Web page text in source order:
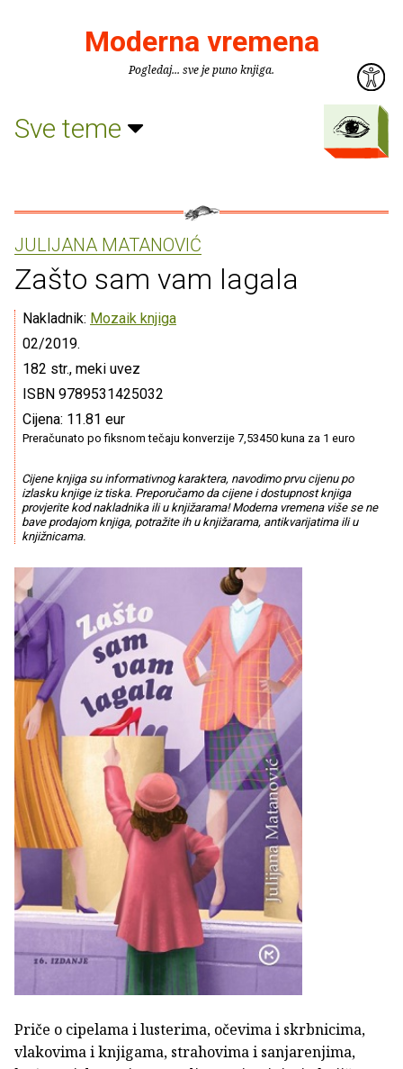
Moderna vremena
Pogledaj... sve je puno knjiga.
Sve teme
JULIJANA MATANOVIĆ
Zašto sam vam lagala
Nakladnik: Mozaik knjiga
02/2019.
182 str., meki uvez
ISBN 9789531425032
Cijena: 11.81 eur
Preračunato po fiksnom tečaju konverzije 7,53450 kuna za 1 euro
Cijene knjiga su informativnog karaktera, navodimo prvu cijenu po
izlasku knjige iz tiska. Preporučamo da cijene i dostupnost knjiga
provjerite kod nakladnika ili u knjižarama! Moderna vremena više se ne
bave prodajom knjiga, potražite ih u knjižarama, antikvarijatima ili u
knjižnicama.
Priče o cipelama i lusterima, očevima i skrbnicima,
vlakovima i knjigama, strahovima i sanjarenjima,